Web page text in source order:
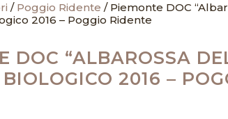
/ Poggio Ridente / Piemonte DOC
2016 – Poggio Ridente
DOC “ALBAROSSA
BIOLOGICO 2016 –